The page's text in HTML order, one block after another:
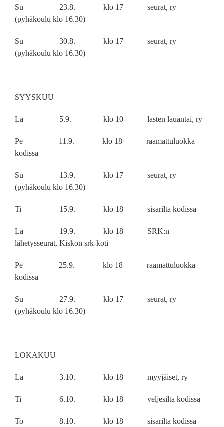
Su 23.8. klo 17 seurat, ry
(pyhäkoulu klo 16.30)
Su 30.8. klo 17 seurat, ry
(pyhäkoulu klo 16.30)
SYYSKUU
La 5.9. klo 10 lasten lauantai, ry
Pe 11.9. klo 18 raamattuluokka
kodissa
Su 13.9. klo 17 seurat, ry
(pyhäkoulu klo 16.30)
Ti 15.9. klo 18 sisarilta kodissa
La 19.9. klo 18 SRK:n
lähetysseurat, Kiskon srk-koti
Pe 25.9. klo 18 raamattuluokka
kodissa
Su 27.9. klo 17 seurat, ry
(pyhäkoulu klo 16.30)
LOKAKUU
La 3.10. klo 18 myyjäiset, ry
Ti 6.10. klo 18 veljesilta kodissa
To 8.10. klo 18 sisarilta kodissa